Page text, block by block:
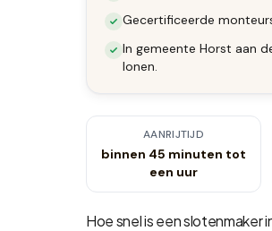
Gecertificeerde
In gemeente Horst aan
lonen.
AANRIJTIJD
binnen 45 minuten tot
een uur
Hoe snel is een slotenmaker